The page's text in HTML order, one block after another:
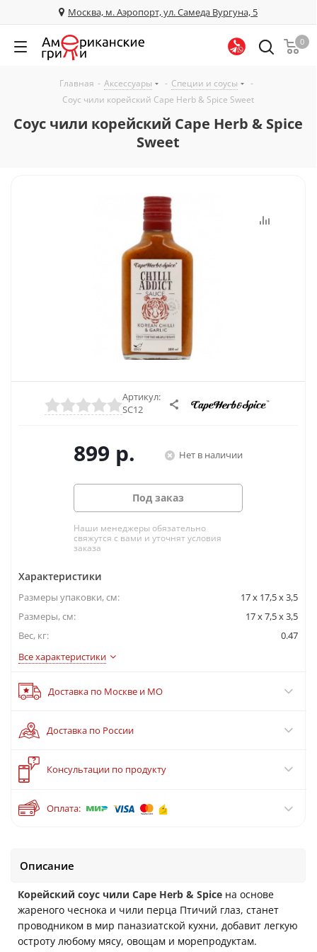
Москва, м. Аэропорт, ул. Самеда Вургуна, 5
0
Главная - Аксессуары - Специи и соусы
-
Соус чили корейский Cape Herb & Spice Sweet
Соус чили корейский Cape Herb & Spice
Sweet
Артикул:
SC12
899 р. Нет в наличии
Под заказ
Наши менеджеры обязательно
свяжутся с вами и уточнят условия
заказа
Характеристики
Размеры упаковки, cм:
17 x 17,5 x 3,5
Размеры, см:
17 x 7,5 x 3,5
Вес, кг:
0.47
Все характеристики
Доставка по Москве и МО
?
Консультации по продукту
Доставка по России
Оплата:
Описание
Корейский соус чили Cape Herb & Spice на основе
жареного чеснока и чили перца Птичий глаз, станет
проводником в мир паназиатской кухни, добавит легкую
остроту любому мясу, овощам и морепродуктам.